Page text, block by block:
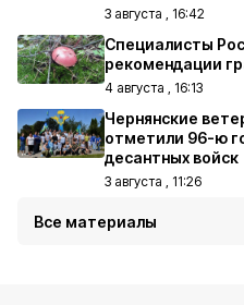
3 августа , 16:42
Специалисты
рекомендации
4 августа , 16:13
Чернянские
отметили 96-ю
десантных войск
3 августа , 11:26
Все материалы